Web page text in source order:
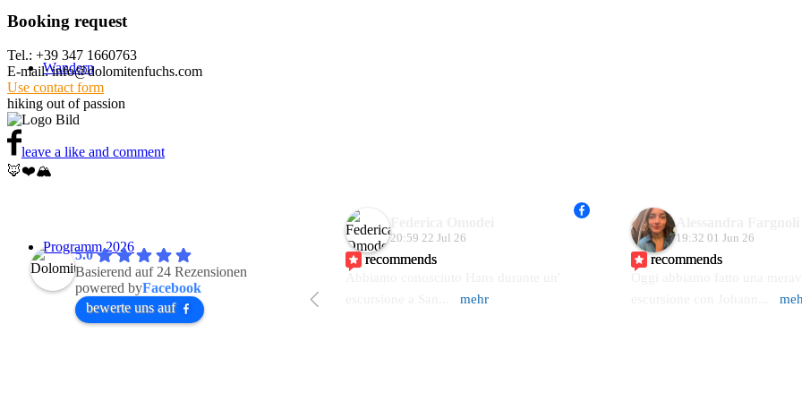
Wandern
Programm 2026
Booking request
Tel.: +39 347 1660763
E-mail: info@dolomitenfuchs.com
Use contact form
hiking out of passion
leave a like and comment
🦊❤️🏔️
5.0
Basierend auf 24 Rezensionen
powered byFacebook
bewerte uns auf
20:59 22 Jul 26
recommends
mehr
Alessandra Fargnoli
19:32 01 Jun 26
recommends